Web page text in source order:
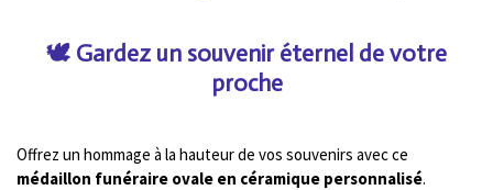
🕊️ Gardez un souvenir éternel de votre
proche
Offrez un hommage à la hauteur de vos souvenirs avec ce
médaillon funéraire ovale en céramique personnalisé.